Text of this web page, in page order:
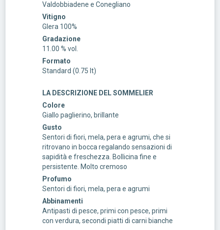
Valdobbiadene e Conegliano
Vitigno
Glera 100%
Gradazione
11.00 % vol.
Formato
Standard (0.75 lt)
LA DESCRIZIONE DEL SOMMELIER
Colore
Giallo paglierino, brillante
Gusto
Sentori di fiori, mela, pera e agrumi, che si
ritrovano in bocca regalando sensazioni di
sapidità e freschezza. Bollicina fine e
persistente. Molto cremoso
Profumo
Sentori di fiori, mela, pera e agrumi
Abbinamenti
Antipasti di pesce, primi con pesce, primi
con verdura, secondi piatti di carni bianche